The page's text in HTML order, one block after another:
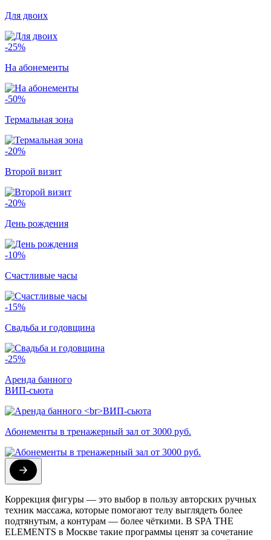
Для двоих
-25%
На абонементы
-50%
Термальная зона
-20%
Второй визит
-20%
День рождения
-10%
Счастливые часы
-15%
Свадьба и годовщина
-25%
Аренда банного
ВИП-сьюта
Абонементы в тренажерный зал от 3000 руб.
Коррекция фигуры — это выбор в пользу авторских ручных
техник массажа, которые помогают телу выглядеть более
подтянутым, а контурам — более чёткими. В SPA THE
ELEMENTS в Москве такие программы ценят за сочетание